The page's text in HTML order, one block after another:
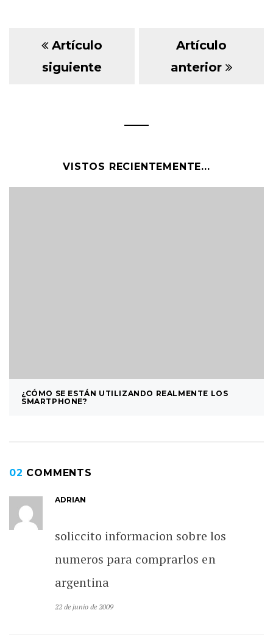
Artículo
siguiente
Artículo
anterior
VISTOS RECIENTEMENTE...
¿CÓMO SE ESTÁN UTILIZANDO REALMENTE LOS
SMARTPHONE?
02 COMMENTS
ADRIAN
soliccito informacion sobre los
numeros para comprarlos en
argentina
22 de junio de 2009